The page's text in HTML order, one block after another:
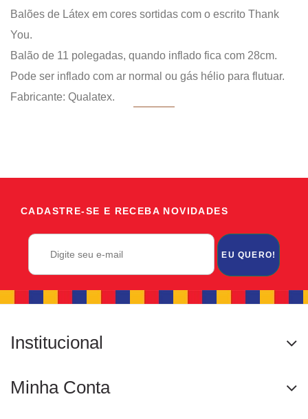
Balões de Látex em cores sortidas com o escrito Thank
You.
Balão de 11 polegadas, quando inflado fica com 28cm.
Pode ser inflado com ar normal ou gás hélio para flutuar.
Fabricante: Qualatex.
CADASTRE-SE E RECEBA NOVIDADES
EU QUERO!
Institucional
Minha Conta